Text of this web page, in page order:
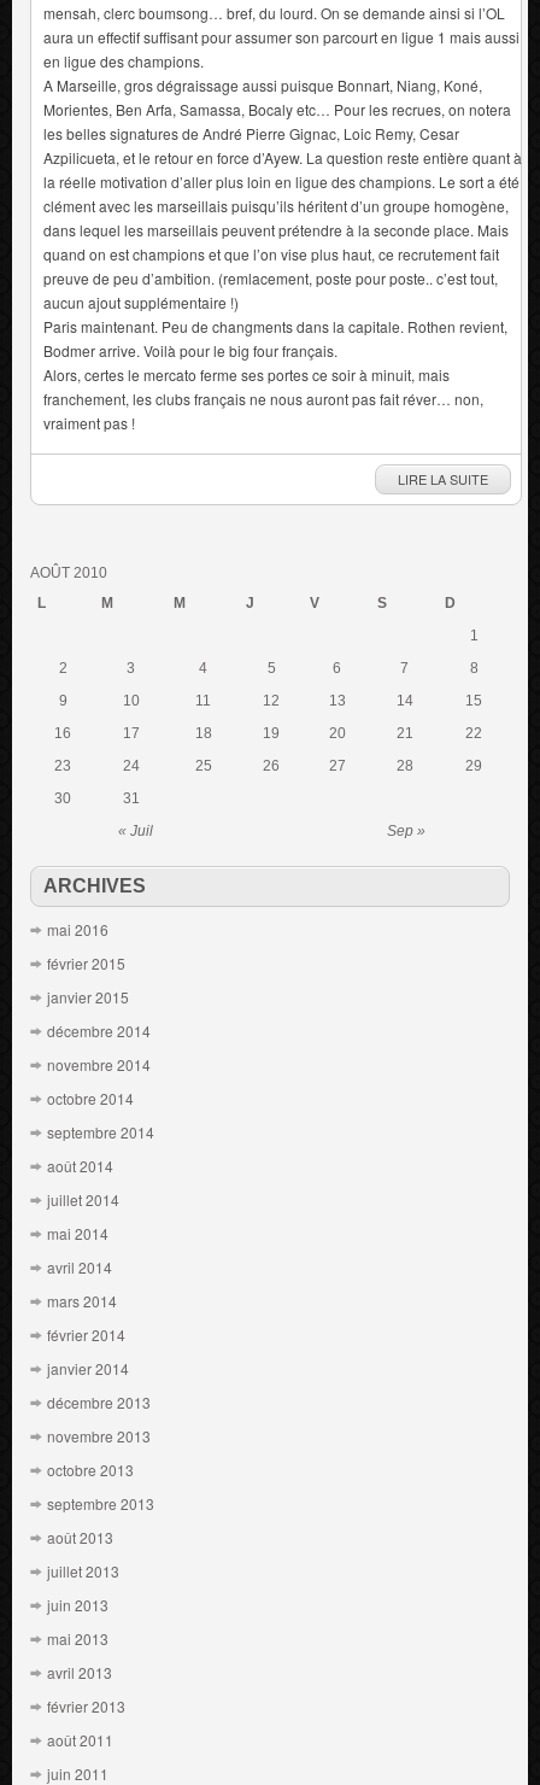
mensah, clerc boumsong… bref, du lourd. On se demande ainsi si l’OL
aura un effectif suffisant pour assumer son parcourt en ligue 1 mais aussi
en ligue des champions.
A Marseille, gros dégraissage aussi puisque Bonnart, Niang, Koné,
Morientes, Ben Arfa, Samassa, Bocaly etc… Pour les recrues, on notera
les belles signatures de André Pierre Gignac, Loic Remy, Cesar
Azpilicueta, et le retour en force d’Ayew. La question reste entière quant à
la réelle motivation d’aller plus loin en ligue des champions. Le sort a été
clément avec les marseillais puisqu’ils héritent d’un groupe homogène,
dans lequel les marseillais peuvent prétendre à la seconde place. Mais
quand on est champions et que l’on vise plus haut, ce recrutement fait
preuve de peu d’ambition. (remlacement, poste pour poste.. c’est tout,
aucun ajout supplémentaire !)
Paris maintenant. Peu de changments dans la capitale. Rothen revient,
Bodmer arrive. Voilà pour le big four français.
Alors, certes le mercato ferme ses portes ce soir à minuit, mais
franchement, les clubs français ne nous auront pas fait réver… non,
vraiment pas !
LIRE LA SUITE
AOÛT 2010
L
M M J V S D
« Juil Sep »
1
2
3 4 5 6 7
8
9
10 11 12 13 14
15
16
17 18 19 20 21
22
23
24 25 26 27 28
29
30
31
ARCHIVES
mai 2016
février 2015
janvier 2015
décembre 2014
novembre 2014
octobre 2014
septembre 2014
août 2014
juillet 2014
mai 2014
avril 2014
mars 2014
février 2014
janvier 2014
décembre 2013
novembre 2013
octobre 2013
septembre 2013
août 2013
juillet 2013
juin 2013
mai 2013
avril 2013
février 2013
août 2011
juin 2011